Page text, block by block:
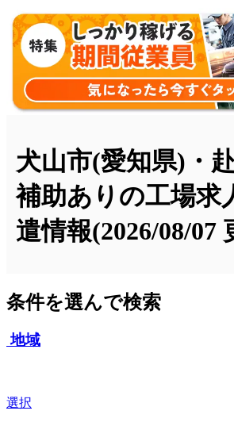
犬山市(愛知県)・
補助ありの工場求
遣情報(2026/08/07
条件を選んで検索
地域
選択